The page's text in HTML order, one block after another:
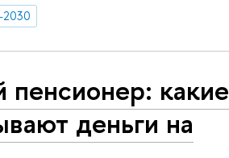
2030
какие
деньги на